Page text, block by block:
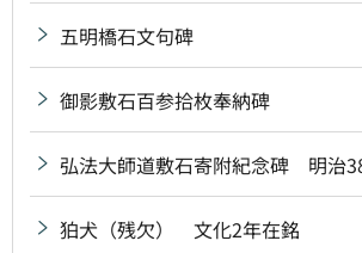
五明橋石文句碑
御影敷石百参拾枚奉納碑
弘法大師道敷石寄附紀念碑 明治
狛犬（残欠） 文化2年在銘